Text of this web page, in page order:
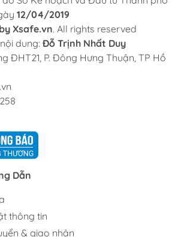
12/04/2019
Xsafe.vn. All rights reserved
dung: Đỗ Trịnh Nhất Duy
ĐHT21, P. Đông Hưng Thuận, TP Hồ
Dẫn
thông tin
& giao nhận